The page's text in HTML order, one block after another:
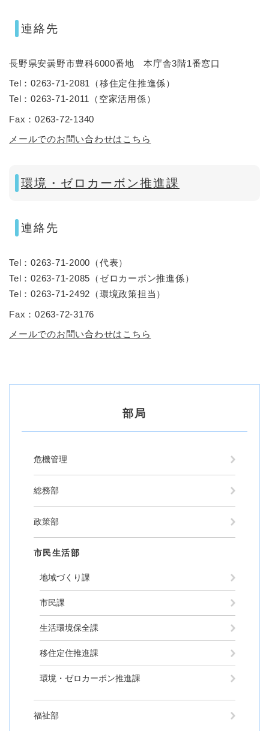
連絡先
長野県安曇野市豊科6000番地 本庁舎3階1番窓口
Tel：0263-71-2081
（移住定住推進係）
Tel：0263-71-2011
（ 空家活用係）
Fax：0263-72-1340
メールでのお問い合わせはこちら
環境・ゼロカーボン推進課
連絡先
Tel：0263-71-2000 （代表）
Tel：0263-71-2085 （ ゼロカーボン推進係）
Tel：0263-71-2492 （環境政策担当 ）
Fax：0263-72-3176
メールでのお問い合わせはこちら
部局
危機管理
総務部
政策部
市民生活部
地域づくり課
市民課
生活環境保全課
移住定住推進課
環境・ゼロカーボン推進課
福祉部